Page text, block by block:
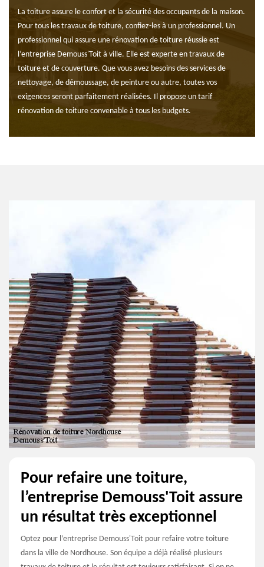
La toiture assure le confort et la sécurité des occupants de la maison.
Pour tous les travaux de toiture, confiez-les à un professionnel. Un
professionnel qui assure une rénovation de toiture réussie est
l’entreprise Demouss'Toit à ville. Elle est experte en travaux de
toiture et de couverture. Que vous avez besoins des services de
nettoyage, de démoussage, de peinture ou autre, toutes vos
exigences seront parfaitement réalisées. Il propose un tarif
rénovation de toiture convenable à tous les budgets.
Pour refaire une toiture,
l’entreprise Demouss'Toit assure
un résultat très exceptionnel
Optez pour l’entreprise Demouss'Toit pour refaire votre toiture
dans la ville de Nordhouse. Son équipe a déjà réalisé plusieurs